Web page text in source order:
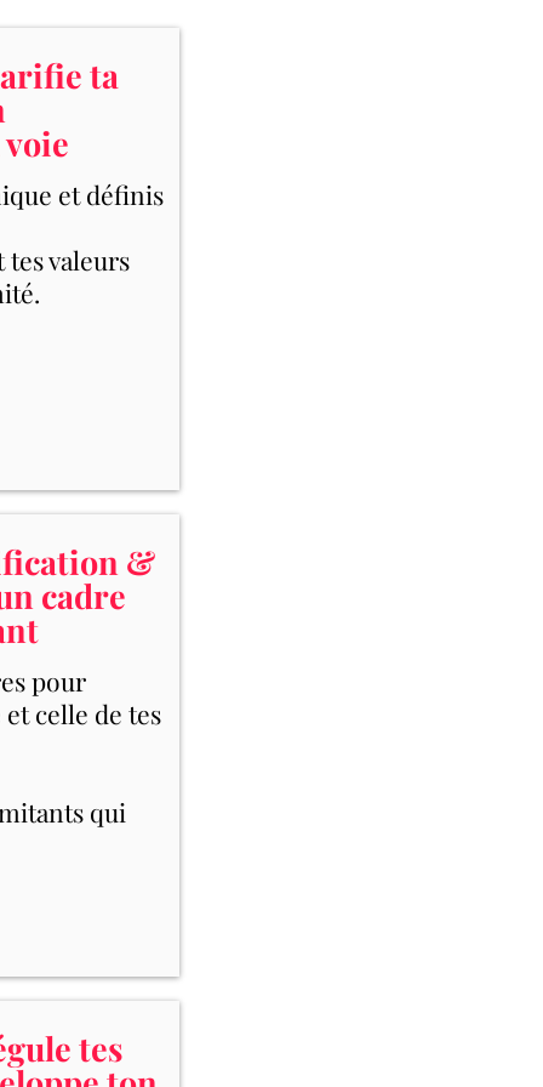
ta
et définis
valeurs
&
cadre
pour
celle de tes
qui
tes